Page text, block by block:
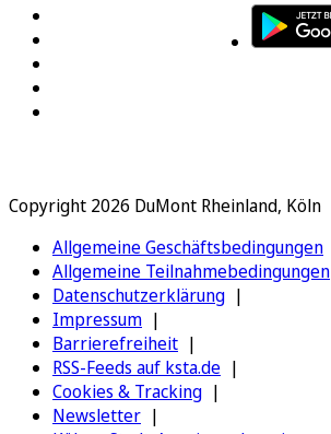
Copyright 2026 DuMont Rheinland, Köln
Allgemeine Geschäftsbedingungen
Allgemeine Teilnahmebedingungen
Datenschutzerklärung
Impressum
Barrierefreiheit
RSS-Feeds auf ksta.de
Cookies & Tracking
Newsletter